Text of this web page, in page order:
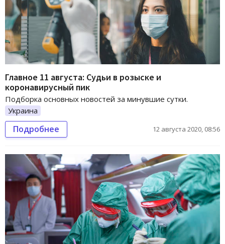
Главное 11 августа: Судьи в розыске и
коронавирусный пик
Подборка основных новостей за минувшие сутки.
Украина
Подробнее 12 августа 2020, 08:56